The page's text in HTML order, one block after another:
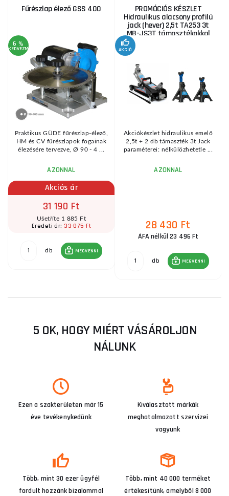
Fűrészlap élező GSS 400
6 %
KEDVEZMÉNY
Praktikus GÜDE fűrészlap-élező,
HM és CV fűrészlapok fogainak
élezésére tervezve, Ø 90 - 4 ...
AZONNAL
Akciós ár
31 190 Ft
Ušetříte 1 885 Ft
Eredeti ár:33 075 Ft
db MEGVENNI
PROMÓCIÓS KÉSZLET
Hidraulikus alacsony profilú
jack (hever) 2,5t TA253 3t
MB-JS3T támasztékokkal
AKCIÓ
Akciókészlet hidraulikus emelő
2,5t + 2 db támaszték 3t Jack
paraméterei: nélkülözhetetle ...
AZONNAL
28 430 Ft
ÁFA nélkül 23 496 Ft
db MEGVENNI
5 OK, HOGY MIÉRT VÁSÁROLJON
NÁLUNK
Ezen a szakterületen már 15
éve tevékenykedünk
Kiválasztott márkák
meghatalmazott szervizei
vagyunk
Több, mint 30 ezer ügyfél
fordult hozzánk bizalommal
Több, mint 40 000 terméket
értékesítünk, amelyből 8 000